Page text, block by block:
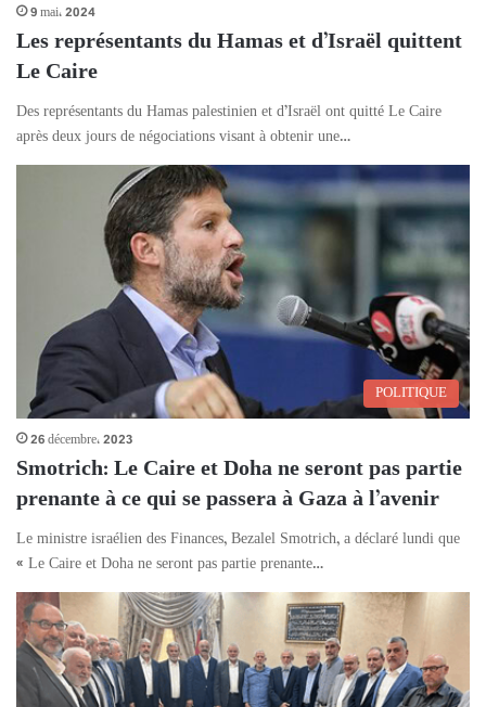
9 mai، 2024
Les représentants du Hamas et d’Israël quittent
Le Caire
Des représentants du Hamas palestinien et d’Israël ont quitté Le Caire
après deux jours de négociations visant à obtenir une…
POLITIQUE
26 décembre، 2023
Smotrich: Le Caire et Doha ne seront pas partie
prenante à ce qui se passera à Gaza à l’avenir
Le ministre israélien des Finances, Bezalel Smotrich, a déclaré lundi que
« Le Caire et Doha ne seront pas partie prenante…